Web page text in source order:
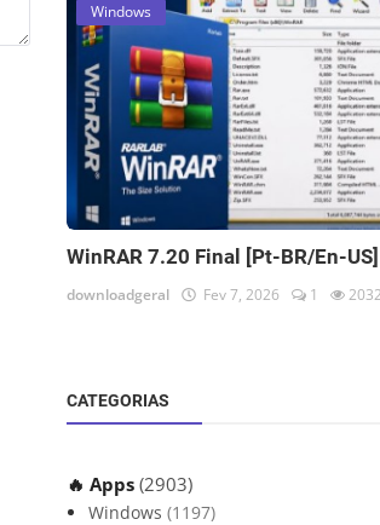
Windows
WinRAR 7.20 Final [Pt-BR/En-
downloadgeral Fev 7, 2026 1
CATEGORIAS
🔥 Apps (2903)
Windows (1197)